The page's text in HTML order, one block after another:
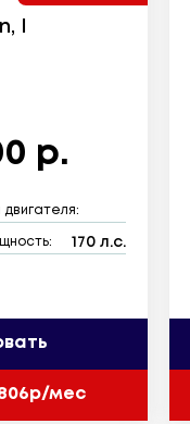
I
р.
двигателя:
170 л.с.
806р/мес